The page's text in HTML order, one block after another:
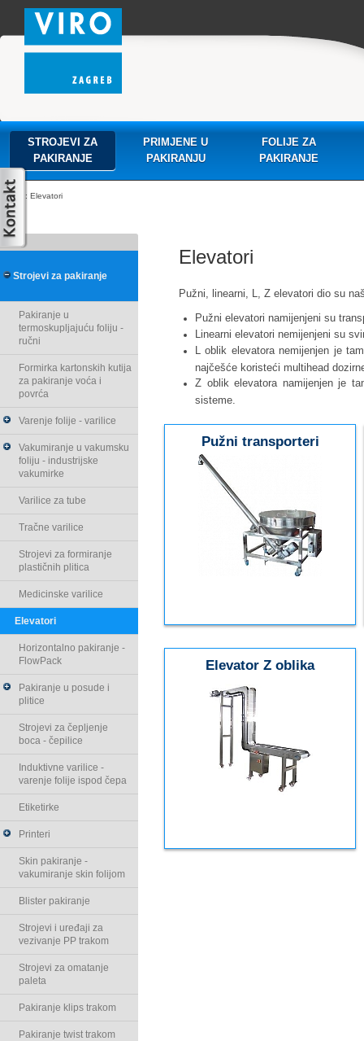
STROJEVI ZA
PAKIRANJE
PRIMJENE U
PAKIRANJU
FOLIJE ZA
PAKIRANJE
: Elevatori
Strojevi za pakiranje
Pakiranje u
termoskupljajuću foliju -
ručni
Formirka kartonskih kutija
za pakiranje voća i
povrća
Varenje folije - varilice
Vakumiranje u vakumsku
foliju - industrijske
vakumirke
Varilice za tube
Tračne varilice
Strojevi za formiranje
plastičnih plitica
Medicinske varilice
Elevatori
Horizontalno pakiranje -
FlowPack
Pakiranje u posude i
plitice
Strojevi za čepljenje
boca - čepilice
Induktivne varilice -
varenje folije ispod čepa
Etiketirke
Printeri
Skin pakiranje -
vakumiranje skin folijom
Blister pakiranje
Strojevi i uređaji za
vezivanje PP trakom
Strojevi za omatanje
paleta
Pakiranje klips trakom
Pakiranje twist trakom
Elevatori
Pužni, linearni, L, Z elevatori dio su
Pužni elevatori namijenjeni su
Linearni elevatori nemijenjeni su
L oblik elevatora nemijenjen je
najčešće koristeći multihead
Z oblik elevatora namijenjen je
sisteme.
Pužni transporteri
Elevator Z oblika